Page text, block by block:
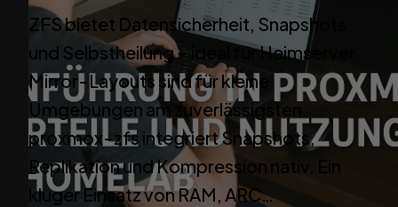
ZFS bietet Datensicherheit, Snapshots
und Selbstheilung – ideal für Heimserver.
Mirror-Layouts sind für kleine
Umgebungen am zuverlässigsten.
proxmox-zfs integriert Snapshots,
Replikation und Kompression nativ. Ein
kluger Einsatz von RAM, ARC…